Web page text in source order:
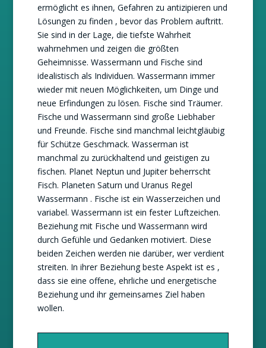
ermöglicht es ihnen, Gefahren zu antizipieren und
Lösungen zu finden , bevor das Problem auftritt.
Sie sind in der Lage, die tiefste Wahrheit
wahrnehmen und zeigen die größten
Geheimnisse. Wassermann und Fische sind
idealistisch als Individuen. Wassermann immer
wieder mit neuen Möglichkeiten, um Dinge und
neue Erfindungen zu lösen. Fische sind Träumer.
Fische und Wassermann sind große Liebhaber
und Freunde. Fische sind manchmal leichtgläubig
für Schütze Geschmack. Wasserman ist
manchmal zu zurückhaltend und geistigen zu
fischen. Planet Neptun und Jupiter beherrscht
Fisch. Planeten Saturn und Uranus Regel
Wassermann . Fische ist ein Wasserzeichen und
variabel. Wassermann ist ein fester Luftzeichen.
Beziehung mit Fische und Wassermann wird
durch Gefühle und Gedanken motiviert. Diese
beiden Zeichen werden nie darüber, wer verdient
streiten. In ihrer Beziehung beste Aspekt ist es ,
dass sie eine offene, ehrliche und energetische
Beziehung und ihr gemeinsames Ziel haben
wollen.